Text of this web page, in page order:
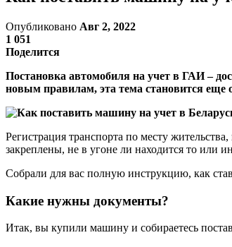
Опубликовано Авг 2, 2022
1 051
Поделится
Постановка автомобиля на учет в ГАИ –
новым правилам, эта тема становится еще
Регистрация транспорта по месту
закреплены, не в угоне ли находится то или
Собрали для вас полную инструкцию, как
Какие нужны документы?
Итак, вы купили машину и собираетесь